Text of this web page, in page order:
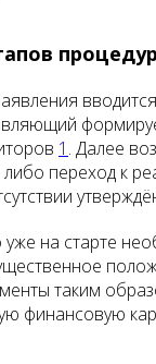
1 . Далее
либо переход к
уже на старте
таким
финансовую